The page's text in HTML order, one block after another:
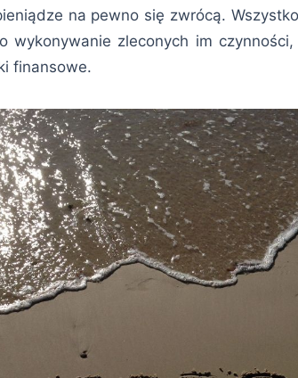
na pewno się zwrócą.
wykonywanie zleconych im
finansowe.